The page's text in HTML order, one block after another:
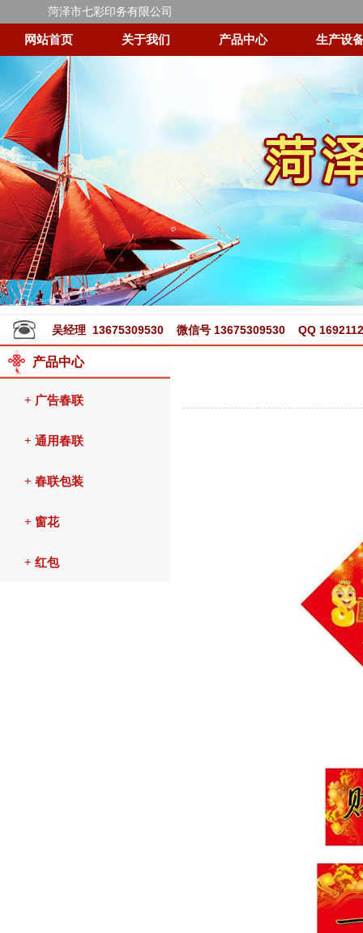
菏泽市七彩印务有限公司
网站首页 关于我们 产品中心 生产设
吴经理 13675309530 微信号 13675309530 QQ
产品中心
+ 广告春联
+ 通用春联
+ 春联包装
+ 窗花
+ 红包